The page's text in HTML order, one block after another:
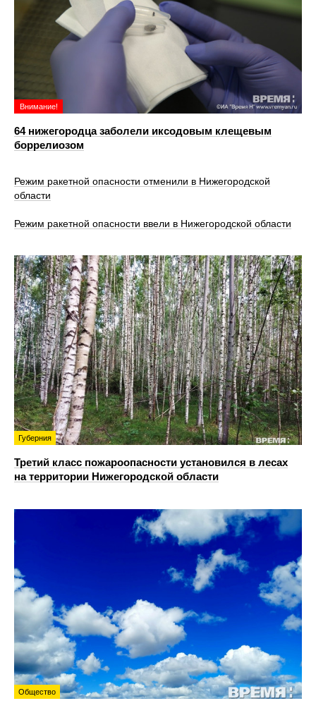
Внимание!
64 нижегородца заболели иксодовым клещевым
боррелиозом
Режим ракетной опасности отменили в Нижегородской
области
Режим ракетной опасности ввели в Нижегородской области
Губерния
Третий класс пожароопасности установился в лесах
на территории Нижегородской области
Общество